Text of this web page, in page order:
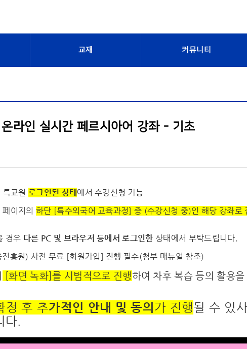
교재 커뮤니티
라인 실시간 페르시아어 강좌 - 기초
교원 로그인된 상태 에서 수강신청 가능
이지의 하단 [특수외국어 교육과정] 중 (수강신청 중)인 해당 강좌로
경우 다른 PC 및 브라우저 등에서 로그인한 상태에서 부탁드립니다.
흥원) 사전 무료 [회원가입] 진행 필수(첨부 매뉴얼 참조)
[화면 녹화]를 시범적으로 진행하여 차후 복습 등의 활용을
정 후 추가적인 안내 및 동의 가 진행될 수 있
다.